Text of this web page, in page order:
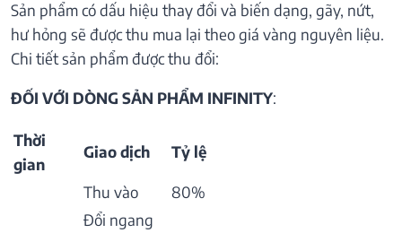
Sản phẩm có dấu hiệu thay đổi và biến dạng, gãy, nứt,
hư hỏng sẽ được thu mua lại theo giá vàng nguyên liệu.
Chi tiết sản phẩm được thu đổi:
ĐỐI VỚI DÒNG SẢN PHẨM INFINITY:
Thời
gian
Giao dịch Tỷ lệ
Thu vào
80%
Đổi ngang